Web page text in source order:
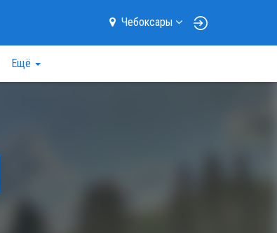
Чебоксары
Ещё